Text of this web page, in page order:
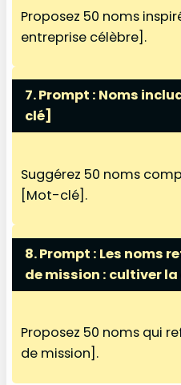
Proposez 50 noms
entreprise célèbre].
7. Prompt : Noms
clé]
Suggérez 50 noms
[Mot-clé].
8. Prompt : Les noms
de mission : cultiver
Proposez 50 noms qui
de mission].